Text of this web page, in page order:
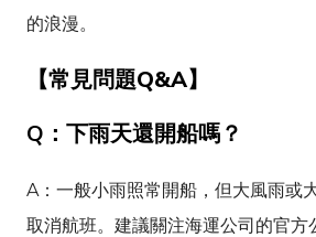
的浪漫。
【常見問題Q&A】
Q：下雨天還開船嗎？
A：一般小雨照常開船，但大風雨或
取消航班。建議關注海運公司的官方